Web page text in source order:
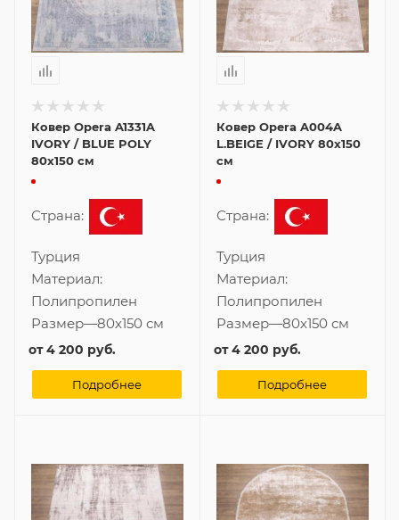
Ковер Opera A1331A
IVORY / BLUE POLY
80x150 см
Страна:
Турция
Материал:
Полипропилен
Размер—80x150 см
от4 200 руб.
Подробнее
Ковер Opera A004A
L.BEIGE / IVORY 80x150
см
Страна:
Турция
Материал:
Полипропилен
Размер—80x150 см
от4 200 руб.
Подробнее